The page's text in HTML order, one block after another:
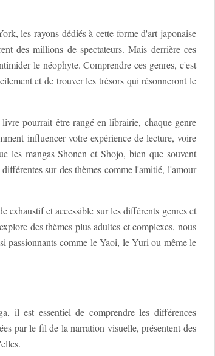
les rayons dédiés à cette forme d'art japonaise
des millions de spectateurs. Mais derrière ces
le néophyte. Comprendre ces genres, c'est
et de trouver les trésors qui résonneront le
pourrait être rangé en librairie, chaque genre
influencer votre expérience de lecture, voire
les mangas Shōnen et Shōjo, bien que souvent
sur des thèmes comme l'amitié, l'amour
exhaustif et accessible sur les différents genres et
des thèmes plus adultes et complexes, nous
passionnants comme le Yaoi, le Yuri ou même le
il est essentiel de comprendre les différences
par le fil de la narration visuelle, présentent des